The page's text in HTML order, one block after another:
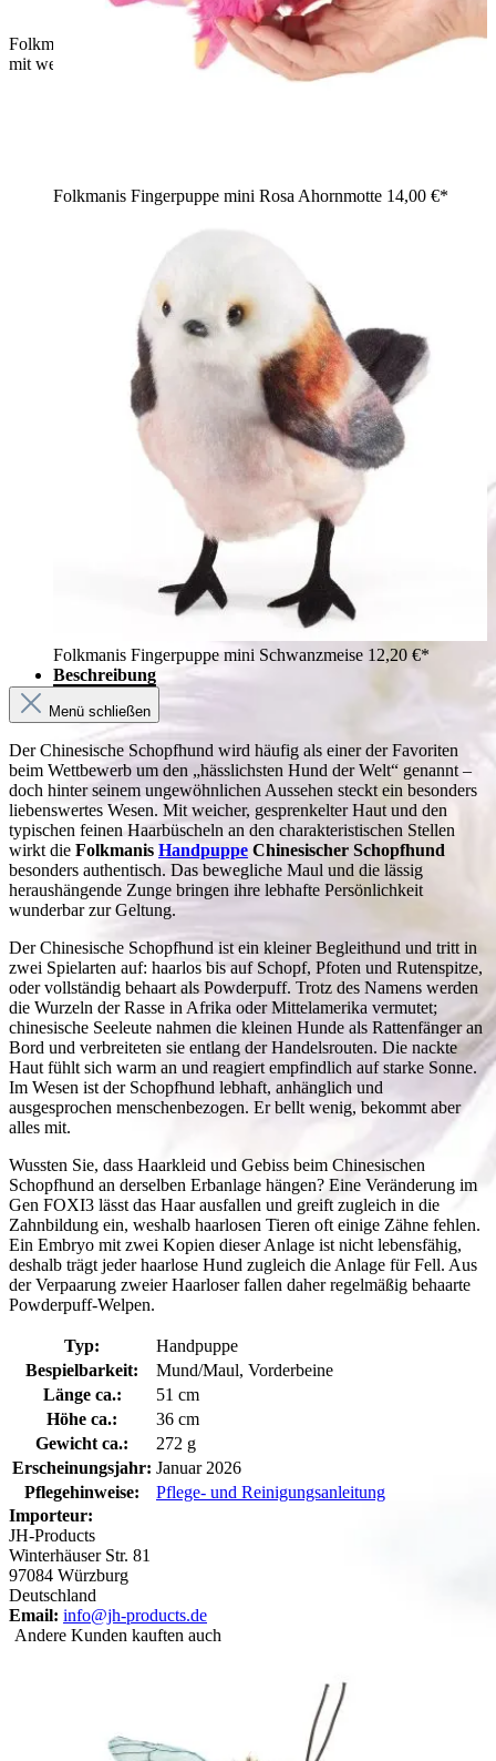
Folkmanis Handpuppe Chinesischer Schopfhund in Rosa-Lila
mit weißem Fell an Kopf, Pfoten und Schwanz, Seitenansicht
Folkmanis Fingerpuppe mini Rosa Ahornmotte 14,00 €*
Folkmanis Fingerpuppe mini Schwanzmeise 12,20 €*
Beschreibung
Menü schließen
Der Chinesische Schopfhund wird häufig als einer der Favoriten
beim Wettbewerb um den „hässlichsten Hund der Welt“ genannt –
doch hinter seinem ungewöhnlichen Aussehen steckt ein besonders
liebenswertes Wesen. Mit weicher, gesprenkelter Haut und den
typischen feinen Haarbüscheln an den charakteristischen Stellen
wirkt die Folkmanis Handpuppe Chinesischer Schopfhund
besonders authentisch. Das bewegliche Maul und die lässig
heraushängende Zunge bringen ihre lebhafte Persönlichkeit
wunderbar zur Geltung.
Der Chinesische Schopfhund ist ein kleiner Begleithund und tritt in
zwei Spielarten auf: haarlos bis auf Schopf, Pfoten und Rutenspitze,
oder vollständig behaart als Powderpuff. Trotz des Namens werden
die Wurzeln der Rasse in Afrika oder Mittelamerika vermutet;
chinesische Seeleute nahmen die kleinen Hunde als Rattenfänger an
Bord und verbreiteten sie entlang der Handelsrouten. Die nackte
Haut fühlt sich warm an und reagiert empfindlich auf starke Sonne.
Im Wesen ist der Schopfhund lebhaft, anhänglich und
ausgesprochen menschenbezogen. Er bellt wenig, bekommt aber
alles mit.
Wussten Sie, dass Haarkleid und Gebiss beim Chinesischen
Schopfhund an derselben Erbanlage hängen? Eine Veränderung im
Gen FOXI3 lässt das Haar ausfallen und greift zugleich in die
Zahnbildung ein, weshalb haarlosen Tieren oft einige Zähne fehlen.
Ein Embryo mit zwei Kopien dieser Anlage ist nicht lebensfähig,
deshalb trägt jeder haarlose Hund zugleich die Anlage für Fell. Aus
der Verpaarung zweier Haarloser fallen daher regelmäßig behaarte
Powderpuff-Welpen.
Typ:
Handpuppe
Bespielbarkeit:
Mund/Maul, Vorderbeine
Länge ca.:
51 cm
Höhe ca.:
36 cm
Gewicht ca.:
272 g
Erscheinungsjahr: Januar 2026
Pflegehinweise:
Pflege- und Reinigungsanleitung
Importeur:
JH-Products
Winterhäuser Str. 81
97084 Würzburg
Deutschland
Email: info@jh-products.de
Andere Kunden kauften auch